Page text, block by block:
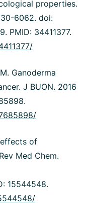
properties.
6062. doi:
PMID: 34411377.
Ganoderma
J BUON. 2016
of
Med Chem.
15544548.